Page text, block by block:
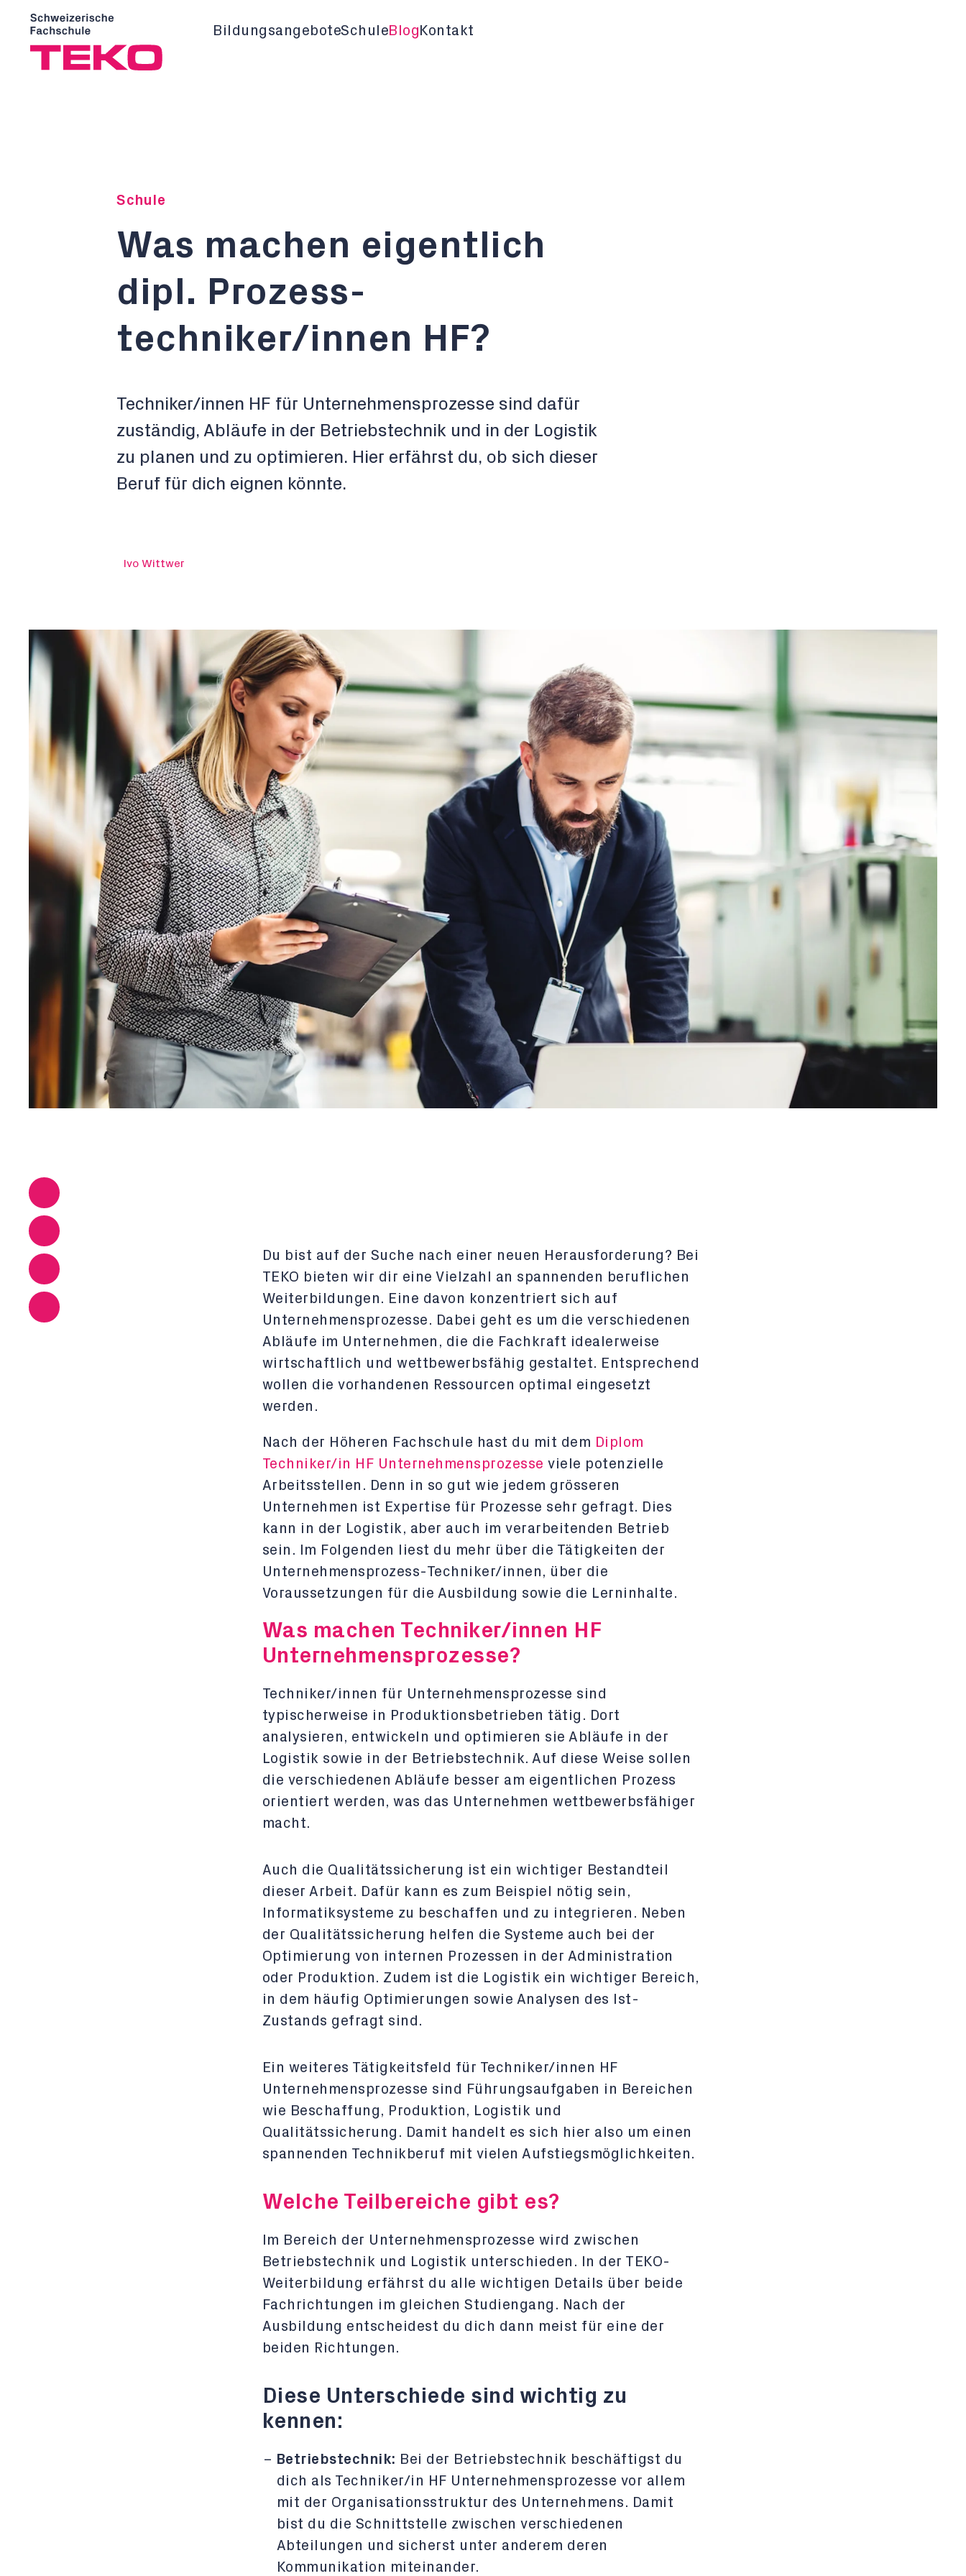
BildungsangeboteSchule Blog Kontakt
Schule
Was machen eigentlich
dipl. Prozess-
techniker/innen HF?
Techniker/innen HF für Unternehmensprozesse sind dafür
zuständig, Abläufe in der Betriebstechnik und in der Logistik
zu planen und zu optimieren. Hier erfährst du, ob sich dieser
Beruf für dich eignen könnte.
Ivo Wittwer
Du bist auf der Suche nach einer neuen Herausforderung? Bei
TEKO bieten wir dir eine Vielzahl an spannenden beruflichen
Weiterbildungen. Eine davon konzentriert sich auf
Unternehmensprozesse. Dabei geht es um die verschiedenen
Abläufe im Unternehmen, die die Fachkraft idealerweise
wirtschaftlich und wettbewerbsfähig gestaltet. Entsprechend
wollen die vorhandenen Ressourcen optimal eingesetzt
werden.
Nach der Höheren Fachschule hast du mit dem Diplom
Techniker/in HF Unternehmensprozesse viele potenzielle
Arbeitsstellen. Denn in so gut wie jedem grösseren
Unternehmen ist Expertise für Prozesse sehr gefragt. Dies
kann in der Logistik, aber auch im verarbeitenden Betrieb
sein. Im Folgenden liest du mehr über die Tätigkeiten der
Unternehmensprozess-Techniker/innen, über die
Voraussetzungen für die Ausbildung sowie die Lerninhalte.
Was machen Techniker/innen HF
Unternehmensprozesse?
Techniker/innen für Unternehmensprozesse sind
typischerweise in Produktionsbetrieben tätig. Dort
analysieren, entwickeln und optimieren sie Abläufe in der
Logistik sowie in der Betriebstechnik. Auf diese Weise sollen
die verschiedenen Abläufe besser am eigentlichen Prozess
orientiert werden, was das Unternehmen wettbewerbsfähiger
macht.
Auch die Qualitätssicherung ist ein wichtiger Bestandteil
dieser Arbeit. Dafür kann es zum Beispiel nötig sein,
Informatiksysteme zu beschaffen und zu integrieren. Neben
der Qualitätssicherung helfen die Systeme auch bei der
Optimierung von internen Prozessen in der Administration
oder Produktion. Zudem ist die Logistik ein wichtiger Bereich,
in dem häufig Optimierungen sowie Analysen des Ist-
Zustands gefragt sind.
Ein weiteres Tätigkeitsfeld für Techniker/innen HF
Unternehmensprozesse sind Führungsaufgaben in Bereichen
wie Beschaffung, Produktion, Logistik und
Qualitätssicherung. Damit handelt es sich hier also um einen
spannenden Technikberuf mit vielen Aufstiegsmöglichkeiten.
Welche Teilbereiche gibt es?
Im Bereich der Unternehmensprozesse wird zwischen
Betriebstechnik und Logistik unterschieden. In der TEKO-
Weiterbildung erfährst du alle wichtigen Details über beide
Fachrichtungen im gleichen Studiengang. Nach der
Ausbildung entscheidest du dich dann meist für eine der
beiden Richtungen.
Diese Unterschiede sind wichtig zu
kennen:
Betriebstechnik: Bei der Betriebstechnik beschäftigst du
dich als Techniker/in HF Unternehmensprozesse vor allem
mit der Organisationsstruktur des Unternehmens. Damit
bist du die Schnittstelle zwischen verschiedenen
Abteilungen und sicherst unter anderem deren
Kommunikation miteinander.